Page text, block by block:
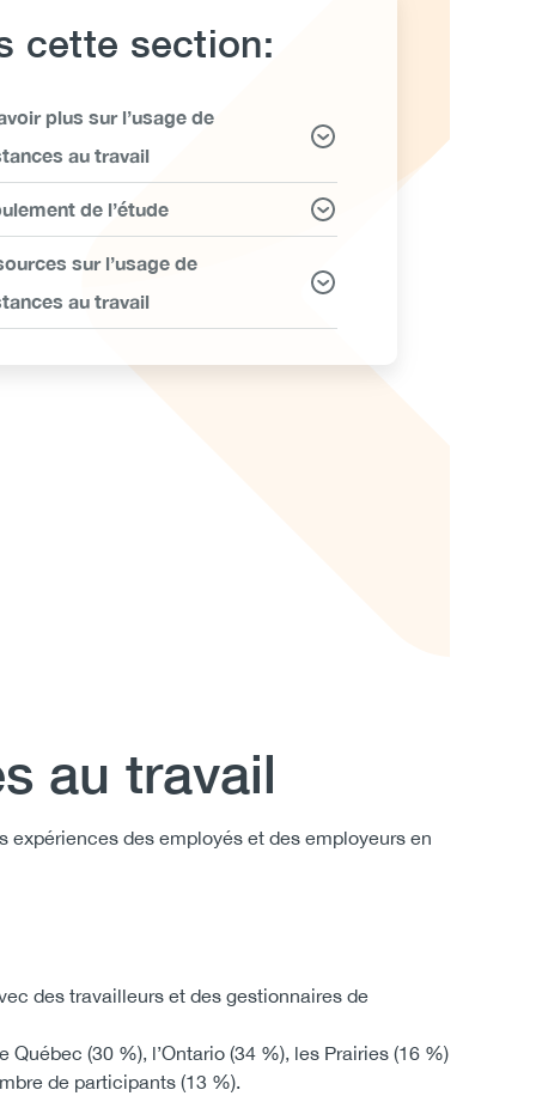
cette section:
plus sur l’usage de
au travail
de l’étude
sur l’usage de
au travail
au travail
des employés et des employeurs en
des travailleurs et des gestionnaires de
(30 %), l’Ontario (34 %), les Prairies (16 %)
de participants (13 %).